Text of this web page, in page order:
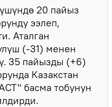
20 пайыз
ээлеп,
Аталган
(-31) менен
35 пайызды (+6)
Казакстан
басма тобунун